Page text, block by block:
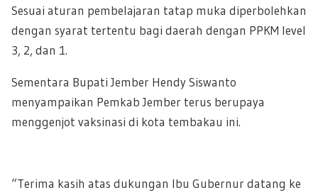
Sesuai aturan pembelajaran tatap muka diperbolehkan
dengan syarat tertentu bagi daerah dengan PPKM level
3, 2, dan 1.
Sementara Bupati Jember Hendy Siswanto
menyampaikan Pemkab Jember terus berupaya
menggenjot vaksinasi di kota tembakau ini.
“Terima kasih atas dukungan Ibu Gubernur datang ke